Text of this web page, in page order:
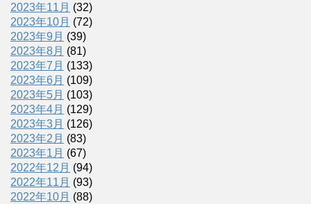
2023年11月 (32)
2023年10月 (72)
2023年9月 (39)
2023年8月 (81)
2023年7月 (133)
2023年6月 (109)
2023年5月 (103)
2023年4月 (129)
2023年3月 (126)
2023年2月 (83)
2023年1月 (67)
2022年12月 (94)
2022年11月 (93)
2022年10月 (88)